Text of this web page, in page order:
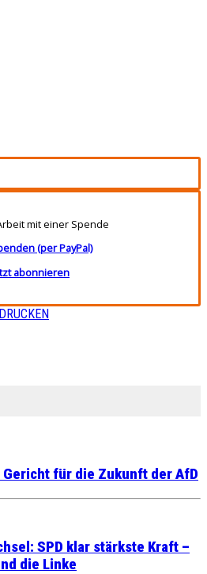
mit einer Spende
(per PayPal)
abonnieren
DRUCKEN
Gericht für die Zukunft der AfD
SPD klar stärkste Kraft –
die Linke